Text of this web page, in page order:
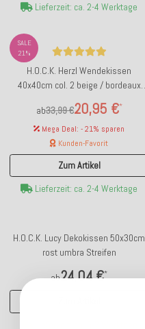
Lieferzeit: ca. 2-4 Werktage
SALE
21%
H.O.C.K. Herzl Wendekissen
40x40cm col. 2 beige / bordeaux
ab
20,95 €*
33,99 €
Mega Deal: - 21% sparen
Kunden-Favorit
Zum Artikel
Lieferzeit: ca. 2-4 Werktage
H.O.C.K. Lucy Dekokissen 50x30cm
rost umbra Streifen
ab24,04 €*